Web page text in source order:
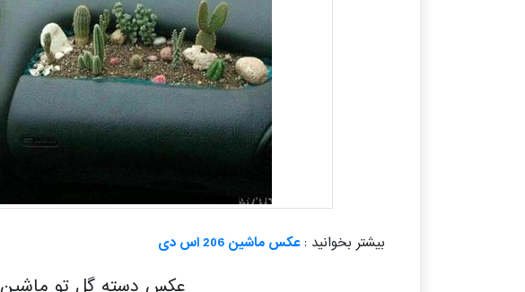
بیشتر بخوانید :عکس ماشین 206 اس دی
عکس دسته گل تو ماشین